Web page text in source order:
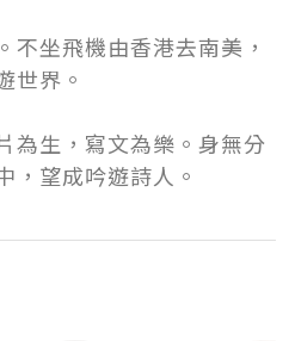
不坐飛機由香港去南美，
世界。
為生，寫文為樂。身無分
，望成吟遊詩人。